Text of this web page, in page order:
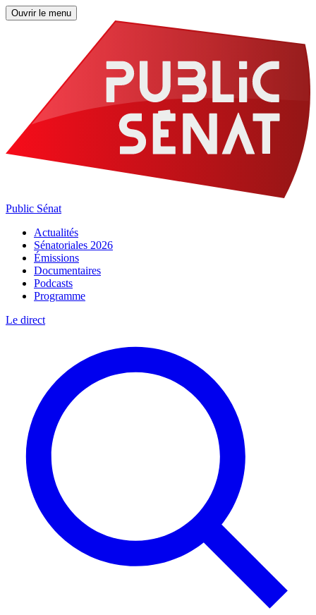
Ouvrir le menu
Public Sénat
Actualités
Sénatoriales 2026
Émissions
Documentaires
Podcasts
Programme
Le direct